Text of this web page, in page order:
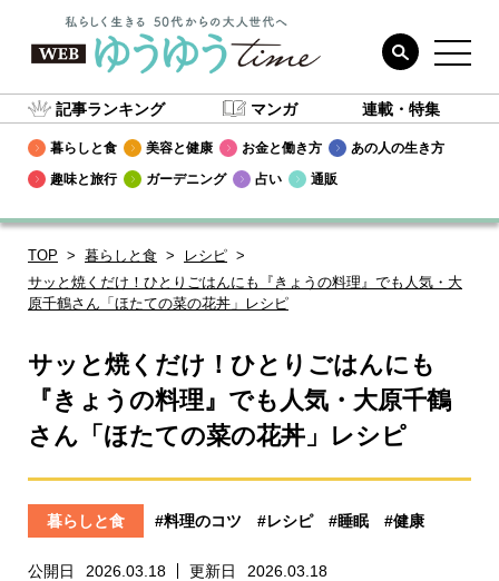
記事ランキング マンガ 連載・特集
暮らしと食 美容と健康 お金と働き方
あの人の生き方
趣味と旅行
ガーデニング 占い 通販
TOP 暮らしと食
レシピ
サッと焼くだけ！ひとりごはんにも『きょうの料理』でも人気・大
原千鶴さん「ほたての菜の花丼」レシピ
サッと焼くだけ！ひとりごはんにも
『きょうの料理』でも人気・大原千鶴
さん「ほたての菜の花丼」レシピ
暮らしと食 #料理のコツ #レシピ #睡眠 #健康
公開日 2026.03.18 更新日
2026.03.18